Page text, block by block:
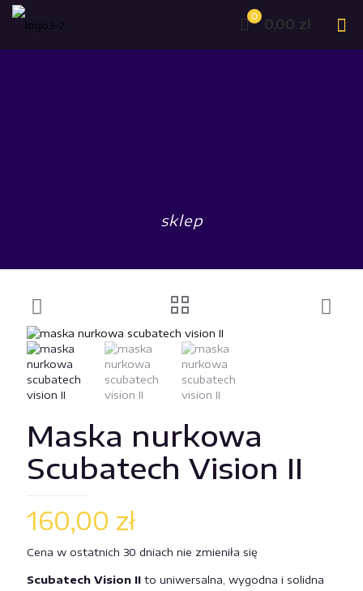
0
0,00 zł
sklep
Maska nurkowa
Scubatech Vision II
160,00 zł
Cena w ostatnich 30 dniach nie zmieniła się
Scubatech Vision II to uniwersalna, wygodna i solidna